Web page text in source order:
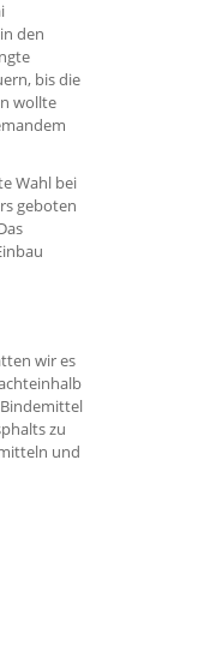
den
bis die
wollte
Wahl bei
geboten
wir es
zu
und